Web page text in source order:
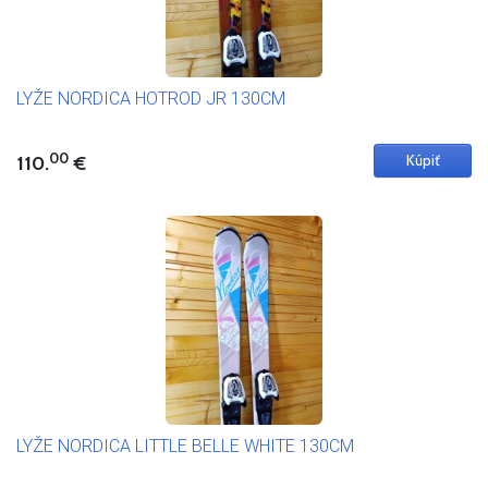
LYŽE NORDICA HOTROD JR 130CM
110.00 €
LYŽE NORDICA LITTLE BELLE WHITE 130CM